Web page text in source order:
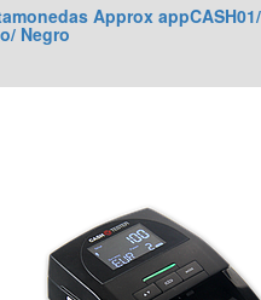
Approx
Negro